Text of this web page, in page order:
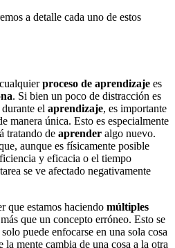
a detalle cada uno de estos
proceso de aprendizaje es
. Si bien un poco de distracción es
el aprendizaje, es importante
manera única. Esto es especialmente
tratando de aprender algo nuevo.
aunque es físicamente posible
y eficacia o el tiempo
se ve afectado negativamente
que estamos haciendo múltiples
que un concepto erróneo. Esto se
puede enfocarse en una sola cosa
la mente cambia de una cosa a la otra